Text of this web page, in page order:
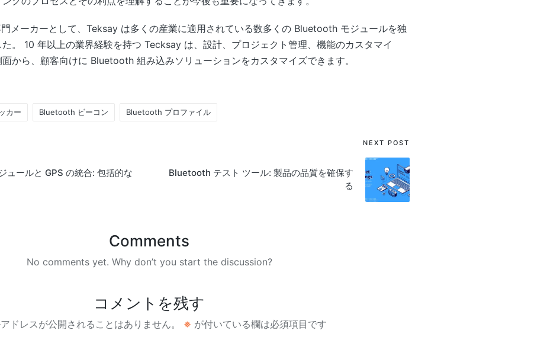
メーカーとして、Teksay は多くの産業に適用されている数多くの Bluetooth モジュールを独
。 10 年以上の業界経験を持つ Tecksay は、設計、プロジェクト管理、機能のカスタマイ
から、顧客向けに Bluetooth 組み込みソリューションをカスタマイズできます。
カー Bluetooth ビーコン Bluetooth プロファイル
ュールと GPS の統合: 包括的な
NEXT POST
Bluetooth テスト ツール: 製品の品質を確保す
る
Comments
No comments yet. Why don’t you start the discussion?
コメントを残す
ドレスが公開されることはありません。 ※ が付いている欄は必須項目です